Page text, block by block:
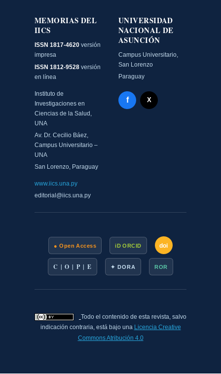
MEMORIAS DEL
IICS
ISSN 1817-4620 versión
impresa
ISSN 1812-9528 versión
en línea
Instituto de
Investigaciones en
Ciencias de la Salud,
UNA
Av. Dr. Cecilio Báez,
Campus Universitario –
UNA
San Lorenzo, Paraguay
www.iics.una.py
editorial@iics.una.py
UNIVERSIDAD
NACIONAL DE
ASUNCIÓN
Campus Universitario,
San Lorenzo
Paraguay
Facebook - Memorias del
f X Twitter - MIICS UNA
X
● Open Access iD ORCID doi
C | O | P | E ✦ DORA ROR
Todo el contenido de esta revista, salvo
indicación contraria, está bajo una Licencia Creative
Commons Atribución 4.0